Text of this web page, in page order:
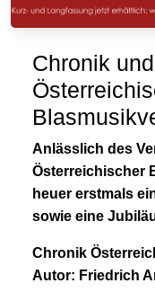
Chronik
Anlässlich des
Österreichischer
heuer erstmals
sowie eine
Chronik
Autor: Friedrich